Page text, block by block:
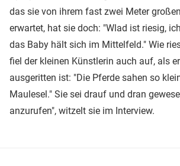
das sie von ihrem fast zwei Meter
erwartet, hat sie doch: "Wlad ist riesig,
das Baby hält sich im Mittelfeld." Wie
fiel der kleinen Künstlerin auch auf, als
ausgeritten ist: "Die Pferde sahen so
Maulesel." Sie sei drauf und dran
anzurufen", witzelt sie im Interview.